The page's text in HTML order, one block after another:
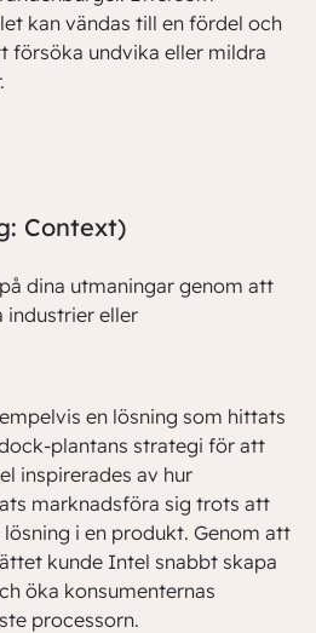
kan vändas till en fördel och
försöka undvika eller mildra
Context)
dina utmaningar genom att
industrier eller
en lösning som hittats
plantans strategi för att
inspirerades av hur
marknadsföra sig trots att
i en produkt. Genom att
kunde Intel snabbt skapa
öka konsumenternas
processorn.